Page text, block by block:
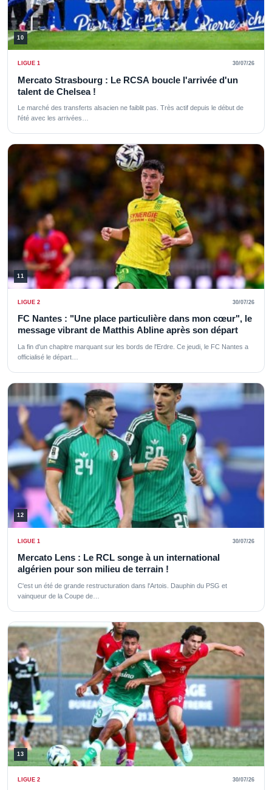
10
LIGUE 1 30/07/26
Mercato Strasbourg : Le RCSA boucle l'arrivée d'un
talent de Chelsea !
Le marché des transferts alsacien ne faiblit pas. Très actif depuis le début de
l'été avec les arrivées…
11
LIGUE 2 30/07/26
FC Nantes : "Une place particulière dans mon cœur", le
message vibrant de Matthis Abline après son départ
La fin d'un chapitre marquant sur les bords de l'Erdre. Ce jeudi, le FC Nantes a
officialisé le départ…
12
LIGUE 1 30/07/26
Mercato Lens : Le RCL songe à un international
algérien pour son milieu de terrain !
C'est un été de grande restructuration dans l'Artois. Dauphin du PSG et
vainqueur de la Coupe de…
13
LIGUE 2 30/07/26